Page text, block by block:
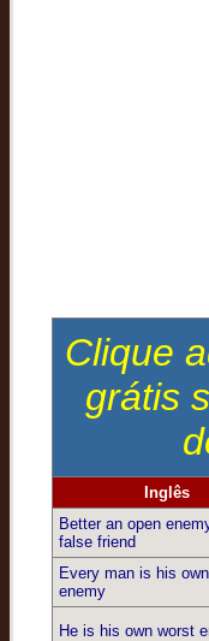
Clique
grátis
Inglês
Better an open
false friend
Every man is his
enemy
He is his own worst